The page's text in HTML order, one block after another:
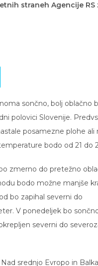
straneh Agencije RS
sončno, bolj oblačno
polovici Slovenije.
posamezne plohe ali
bodo od 21 do
zmerno do pretežno
bodo možne manjše
bo zapihal severni do
V ponedeljek bo
severni do
srednjo Evropo in